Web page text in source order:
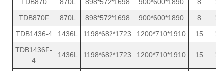
TDB870 870L 898*572*1698 900*600*1890 8
TDB870F
870L 898*572*1698 900*600*1890 8
TDB1436-4
1436L 1198*682*1723 1200*710*1910 15
TDB1436F-
4
1436L 1198*682*1723 1200*710*1910 15